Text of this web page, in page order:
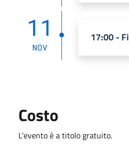
11
NOV
17:00 -
Costo
L'evento è a titolo gratuito.